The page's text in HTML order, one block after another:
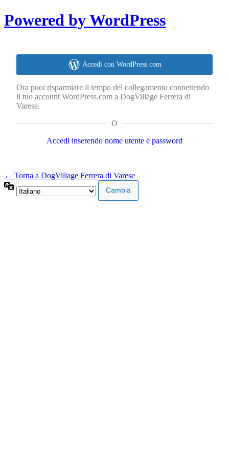
Powered by WordPress
Accedi con WordPress.com
Ora puoi risparmiare il tempo del collegamento connettendo
il tuo account WordPress.com a DogVillage Ferrera di
Varese.
O
Accedi inserendo nome utente e password
← Torna a DogVillage Ferrera di Varese